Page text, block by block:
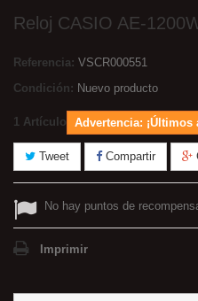
Reloj CASIO AE-
Referencia: VSCR000551
Condición: Nuevo producto
1 Artículo Advertencia:
Tweet Compartir
No hay puntos de
Imprimir